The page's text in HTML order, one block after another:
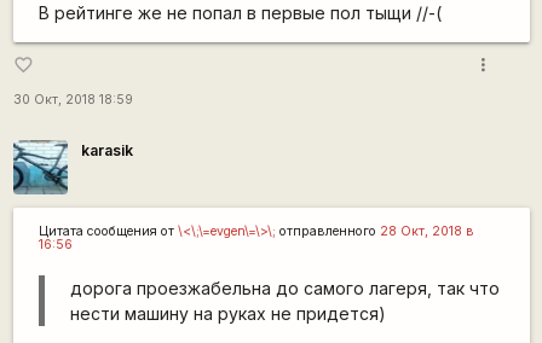
В рейтинге же не попал в первые пол тыщи //-(
favorite_border
30 Окт, 2018 18:59
more_vert
karasik
Цитата сообщения от \<\;\=evgen\=\>\; отправленного 28 Окт, 2018 в
16:56
дорога проезжабельна до самого лагеря, так что
нести машину на руках не придется)